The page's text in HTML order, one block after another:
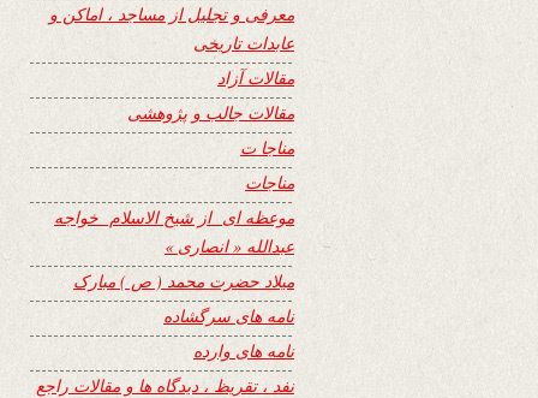
معرفی و تجلیل از مساجد ، اماکن و
عابدات تاریخی
مقالات آزاد
مقالات جالب و پژوهشی
مناجا ت
مناجات
موعظه ای از شیخ الاسلام خواجه
عبدالله « انصاری »
میلاد حضرت محمد ( ص ) مبارک
نامه های سرگشاده
نامه های وارده
نفد ، تقریظ ، دیدگاه ها و مقالات راجع